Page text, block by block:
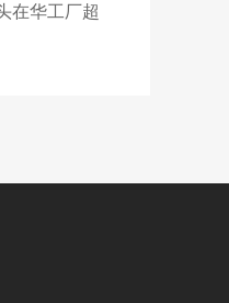
功能
在华工厂超